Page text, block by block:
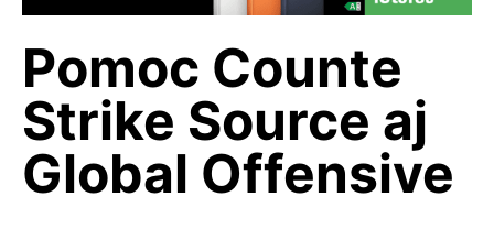
Pomoc Counte
Strike Source aj
Global Offensive